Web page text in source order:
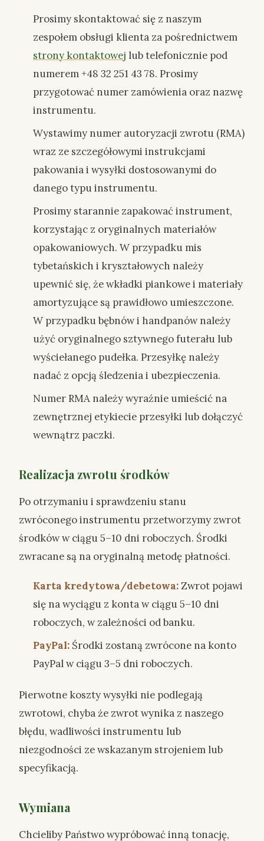
Prosimy skontaktować się z naszym
zespołem obsługi klienta za pośrednictwem
strony kontaktowej lub telefonicznie pod
numerem +48 32 251 43 78. Prosimy
przygotować numer zamówienia oraz nazwę
instrumentu.
Wystawimy numer autoryzacji zwrotu (RMA)
wraz ze szczegółowymi instrukcjami
pakowania i wysyłki dostosowanymi do
danego typu instrumentu.
Prosimy starannie zapakować instrument,
korzystając z oryginalnych materiałów
opakowaniowych. W przypadku mis
tybetańskich i kryształowych należy
upewnić się, że wkładki piankowe i materiały
amortyzujące są prawidłowo umieszczone.
W przypadku bębnów i handpanów należy
użyć oryginalnego sztywnego futerału lub
wyściełanego pudełka. Przesyłkę należy
nadać z opcją śledzenia i ubezpieczenia.
Numer RMA należy wyraźnie umieścić na
zewnętrznej etykiecie przesyłki lub dołączyć
wewnątrz paczki.
Realizacja zwrotu środków
Po otrzymaniu i sprawdzeniu stanu
zwróconego instrumentu przetworzymy zwrot
środków w ciągu 5–10 dni roboczych. Środki
zwracane są na oryginalną metodę płatności.
Karta kredytowa/debetowa:Zwrot pojawi
się na wyciągu z konta w ciągu 5–10 dni
roboczych, w zależności od banku.
PayPal: Środki zostaną zwrócone na konto
PayPal w ciągu 3–5 dni roboczych.
Pierwotne koszty wysyłki nie podlegają
zwrotowi, chyba że zwrot wynika z naszego
błędu, wadliwości instrumentu lub
niezgodności ze wskazanym strojeniem lub
specyfikacją.
Wymiana
Chcieliby Państwo wypróbować inną tonację,